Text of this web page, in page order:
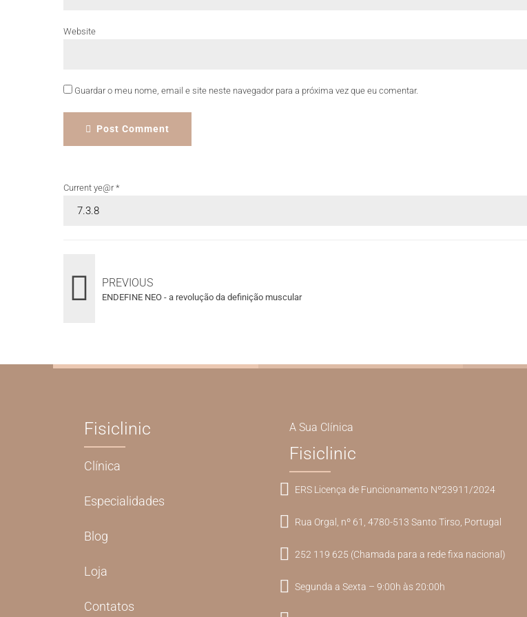
Website
Guardar o meu nome, email e site neste navegador para a próxima vez que eu comentar.
Post Comment
Current ye@r*
PREVIOUS
ENDEFINE NEO - a revolução da definição muscular
Fisiclinic
Clínica
Especialidades
Blog
Loja
Contatos
A Sua Clínica
Fisiclinic
ERS Licença de Funcionamento Nº23911/2024
Rua Orgal, nº 61, 4780-513 Santo Tirso, Portugal
252 119 625 (Chamada para a rede fixa nacional)
Segunda a Sexta – 9:00h às 20:00h